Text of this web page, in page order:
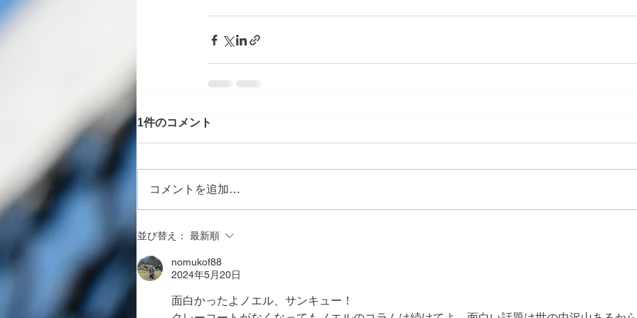
1件のコメント
コメントを追加…
並び替え： 最新順
nomukof88
2024年5月20日
面白かったよノエル、サンキュー！